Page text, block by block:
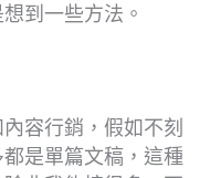
到一些方法。
容行銷，假如不刻
是單篇文稿，這種